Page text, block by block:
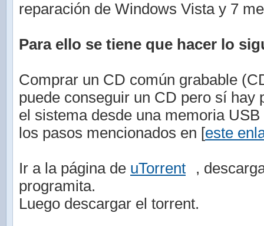
reparación de Windows Vista y 7
Para ello se tiene que hacer lo
Comprar un CD común grabable
puede conseguir un CD pero sí hay
el sistema desde una memoria
los pasos mencionados en [este
Ir a la página de uTorrent
,
programita.
Luego descargar el torrent.